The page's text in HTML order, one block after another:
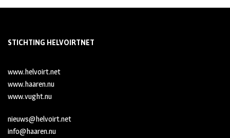
STICHTING HELVOIRTNET
www.helvoirt.net
www.haaren.nu
www.vught.nu
nieuws@helvoirt.net
info@haaren.nu